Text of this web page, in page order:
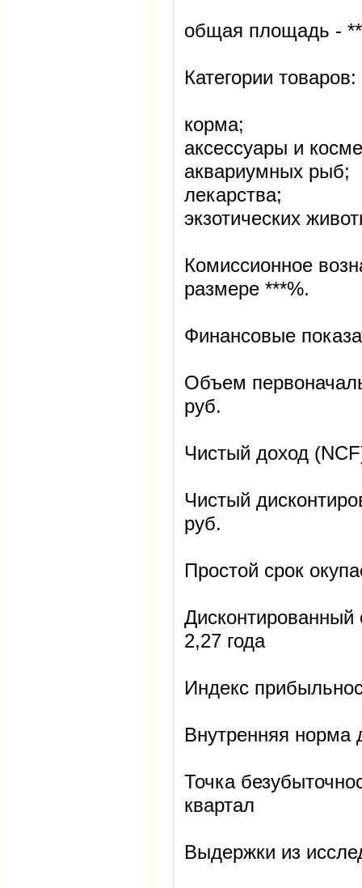
общая площадь -
Категории товаров:
корма;
аксессуары и
аквариумных рыб;
лекарства;
экзотических
Комиссионное
размере ***%.
Финансовые
Объем
руб.
Чистый доход
Чистый
руб.
Простой срок
Дисконтированный
2,27 года
Индекс
Внутренняя норма
Точка
квартал
Выдержки из